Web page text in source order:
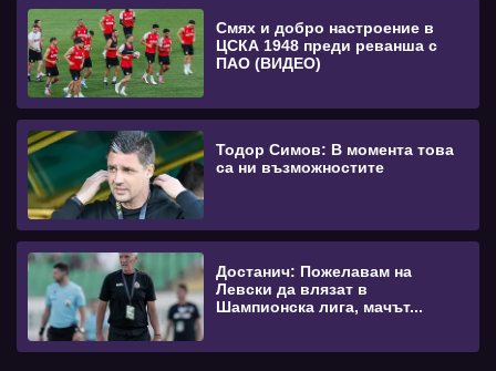
Смях и добро настроение в
ЦСКА 1948 преди реванша с
ПАО (ВИДЕО)
Тодор Симов: В момента това
са ни възможностите
Достанич: Пожелавам на
Левски да влязат в
Шампионска лига, мачът...